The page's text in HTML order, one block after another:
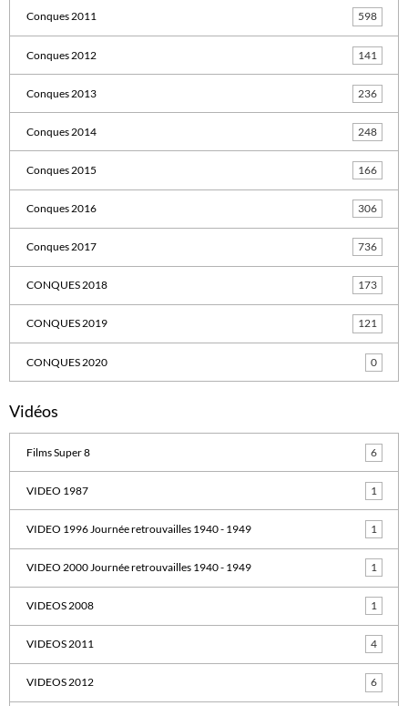
Conques 2011 598
Conques 2012 141
Conques 2013 236
Conques 2014 248
Conques 2015 166
Conques 2016 306
Conques 2017 736
CONQUES 2018 173
CONQUES 2019 121
CONQUES 2020 0
Vidéos
Films Super 8 6
VIDEO 1987 1
VIDEO 1996 Journée retrouvailles 1940 - 1949 1
VIDEO 2000 Journée retrouvailles 1940 - 1949 1
VIDEOS 2008 1
VIDEOS 2011 4
VIDEOS 2012 6